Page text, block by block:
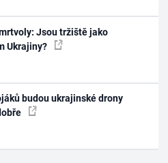
Jsou tržiště jako
Ukrajiny?
budou ukrajinské drony